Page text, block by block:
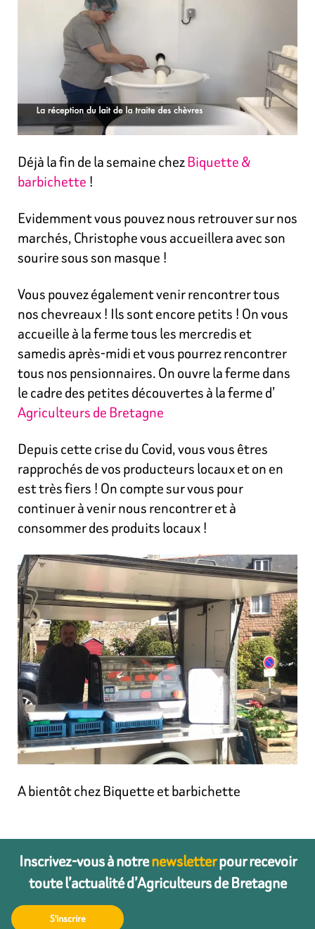
Déjà la fin de la semaine chezBiquette &
barbichette !
Evidemment vous pouvez nous retrouver sur nos
marchés, Christophe vous accueillera avec son
sourire sous son masque !
Vous pouvez également venir rencontrer tous
nos chevreaux ! Ils sont encore petits ! On vous
accueille à la ferme tous les mercredis et
samedis après-midi et vous pourrez rencontrer
tous nos pensionnaires. On ouvre la ferme dans
le cadre des petites découvertes à la ferme d’
Agriculteurs de Bretagne
Depuis cette crise du Covid, vous vous êtres
rapprochés de vos producteurs locaux et on en
est très fiers ! On compte sur vous pour
continuer à venir nous rencontrer et à
consommer des produits locaux !
A bientôt chez Biquette et barbichette
Inscrivez-vous à notrenewsletterpour recevoir
toute l’actualité d’Agriculteurs de Bretagne
S'inscrire